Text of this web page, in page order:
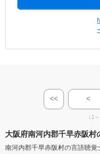
<< <
（1
大阪府南河内郡千早赤阪村
南河内郡千早赤阪村の言語聴覚